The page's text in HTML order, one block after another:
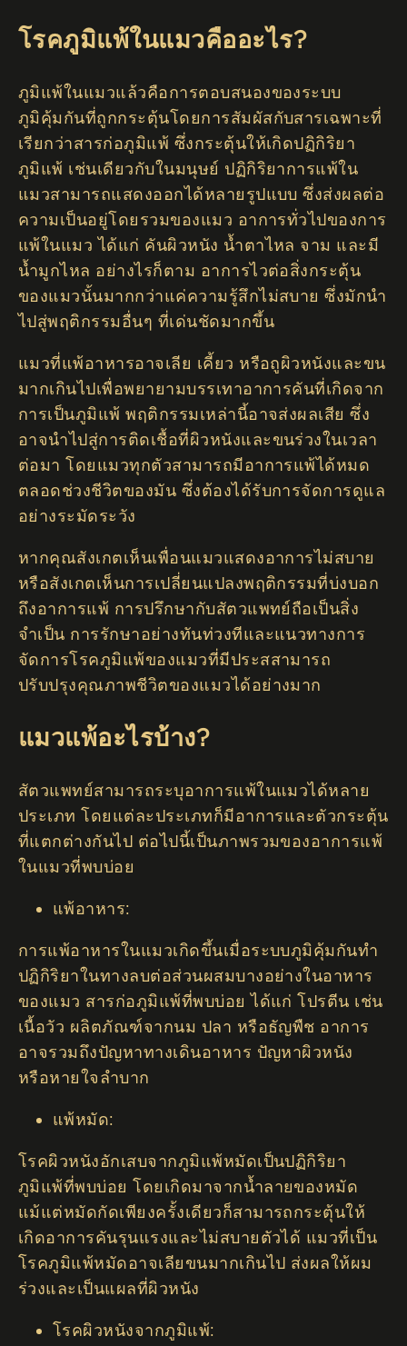
โรคภูมิแพ้ในแมวคืออะไร?
ภูมิแพ้ในแมวแล้วคือการตอบสนองของระบบ
ภูมิคุ้มกันที่ถูกกระตุ้นโดยการสัมผัสกับสารเฉพาะที่
เรียกว่าสารก่อภูมิแพ้ ซึ่งกระตุ้นให้เกิดปฏิกิริยา
ภูมิแพ้ เช่นเดียวกับในมนุษย์ ปฏิกิริยาการแพ้ใน
แมวสามารถแสดงออกได้หลายรูปแบบ ซึ่งส่งผลต่อ
ความเป็นอยู่โดยรวมของแมว อาการทั่วไปของการ
แพ้ในแมว ได้แก่ คันผิวหนัง น้ำตาไหล จาม และมี
น้ำมูกไหล อย่างไรก็ตาม อาการไวต่อสิ่งกระตุ้น
ของแมวนั้นมากกว่าแค่ความรู้สึกไม่สบาย ซึ่งมักนำ
ไปสู่พฤติกรรมอื่นๆ ที่เด่นชัดมากขึ้น
แมวที่แพ้อาหารอาจเลีย เคี้ยว หรือถูผิวหนังและขน
มากเกินไปเพื่อพยายามบรรเทาอาการคันที่เกิดจาก
การเป็นภูมิแพ้ พฤติกรรมเหล่านี้อาจส่งผลเสีย ซึ่ง
อาจนำไปสู่การติดเชื้อที่ผิวหนังและขนร่วงในเวลา
ต่อมา โดยแมวทุกตัวสามารถมีอาการแพ้ได้หมด
ตลอดช่วงชีวิตของมัน ซึ่งต้องได้รับการจัดการดูแล
อย่างระมัดระวัง
หากคุณสังเกตเห็นเพื่อนแมวแสดงอาการไม่สบาย
หรือสังเกตเห็นการเปลี่ยนแปลงพฤติกรรมที่บ่งบอก
ถึงอาการแพ้ การปรึกษากับสัตวแพทย์ถือเป็นสิ่ง
จำเป็น การรักษาอย่างทันท่วงทีและแนวทางการ
จัดการโรคภูมิแพ้ของแมวที่มีประสสามารถ
ปรับปรุงคุณภาพชีวิตของแมวได้อย่างมาก
แมวแพ้อะไรบ้าง?
สัตวแพทย์สามารถระบุอาการแพ้ในแมวได้หลาย
ประเภท โดยแต่ละประเภทก็มีอาการและตัวกระตุ้น
ที่แตกต่างกันไป ต่อไปนี้เป็นภาพรวมของอาการแพ้
ในแมวที่พบบ่อย
แพ้อาหาร:
การแพ้อาหารในแมวเกิดขึ้นเมื่อระบบภูมิคุ้มกันทำ
ปฏิกิริยาในทางลบต่อส่วนผสมบางอย่างในอาหาร
ของแมว สารก่อภูมิแพ้ที่พบบ่อย ได้แก่ โปรตีน เช่น
เนื้อวัว ผลิตภัณฑ์จากนม ปลา หรือธัญพืช อาการ
อาจรวมถึงปัญหาทางเดินอาหาร ปัญหาผิวหนัง
หรือหายใจลำบาก
แพ้หมัด:
โรคผิวหนังอักเสบจากภูมิแพ้หมัดเป็นปฏิกิริยา
ภูมิแพ้ที่พบบ่อย โดยเกิดมาจากน้ำลายของหมัด
แม้แต่หมัดกัดเพียงครั้งเดียวก็สามารถกระตุ้นให้
เกิดอาการคันรุนแรงและไม่สบายตัวได้ แมวที่เป็น
โรคภูมิแพ้หมัดอาจเลียขนมากเกินไป ส่งผลให้ผม
ร่วงและเป็นแผลที่ผิวหนัง
โรคผิวหนังจากภูมิแพ้: